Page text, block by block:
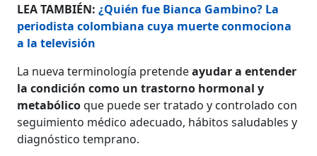
LEA TAMBIÉN:¿Quién fue Bianca Gambino? La
periodista colombiana cuya muerte conmociona
a la televisión
La nueva terminología pretendeayudar a entender
la condición como un trastorno hormonal y
metabólicoque puede ser tratado y controlado con
seguimiento médico adecuado, hábitos saludables y
diagnóstico temprano.